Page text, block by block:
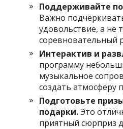
Поддерживайте
Важно
удовольствие, а не
соревновательный
Интерактив и
программу
музыкальное
создать атмосферу
Подготовьте
подарки.Это
приятный сюрприз